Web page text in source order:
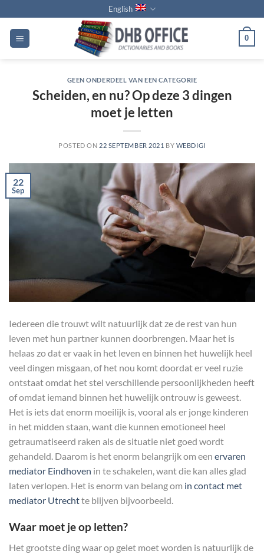
to
content
English
0
GEEN ONDERDEEL VAN EEN CATEGORIE
Scheiden, en nu? Op deze 3 dingen
moet je letten
POSTED ON 22 SEPTEMBER 2021 BY WEBDIGI
22
Sep
Iedereen die trouwt wilt natuurlijk dat ze de rest van hun
leven met hun partner kunnen doorbrengen. Maar het is
helaas zo dat er vaak in het leven en binnen het huwelijk heel
veel dingen misgaan, of het nou komt doordat er veel ruzie
ontstaat omdat het stel verschillende persoonlijkheden heeft
of omdat iemand binnen het huwelijk ontrouw is geweest.
Het is iets dat enorm moeilijk is, vooral als er jonge kinderen
in het midden staan, want die kunnen emotioneel heel
getraumatiseerd raken als de situatie niet goed wordt
gehandeld. Daarom is het enorm belangrijk om een ervaren
mediator Eindhoven in te schakelen, want die kan alles glad
laten verlopen. Het is enorm van belang om in contact met
mediator Utrechtte blijven bijvoorbeeld.
Waar moet je op letten?
Het grootste ding waar op gelet moet worden is natuurlijk de